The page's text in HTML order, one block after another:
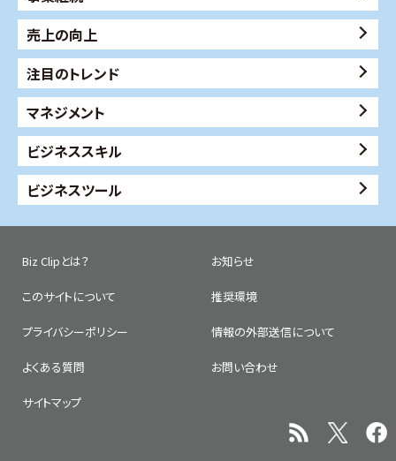
売上の向上
注目のトレンド
マネジメント
ビジネススキル
ビジネスツール
Biz Clipとは？ お知らせ
このサイトについて 推奨環境
プライバシーポリシー 情報の外部送信について
よくある質問 お問い合わせ
サイトマップ